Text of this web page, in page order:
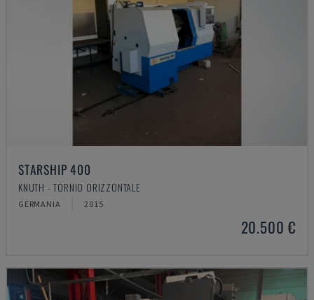
STARSHIP 400
KNUTH - TORNIO ORIZZONTALE
GERMANIA 2015
20.500 €